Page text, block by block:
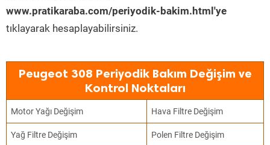
www.pratikaraba.com/periyodik-bakim.html'ye
tıklayarak hesaplayabilirsiniz.
Peugeot 308 Periyodik Bakım Değişim ve
Kontrol Noktaları
Motor Yağı Değişim Hava Filtre Değişim
Yağ Filtre Değişim Polen Filtre Değişim